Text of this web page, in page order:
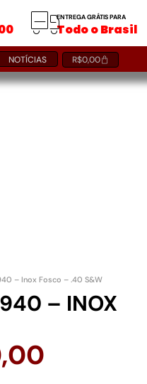
ENTREGA GRÁTIS PARA
Todo o Brasil
NOTÍCIAS R$0,00
– Inox Fosco – .40 S&W
940 – INOX